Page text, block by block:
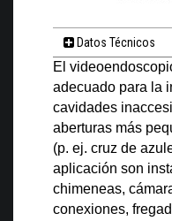
Datos Técnicos
El
adecuado para la
cavidades
aberturas más
(p. ej. cruz de
aplicación son
chimeneas,
conexiones,